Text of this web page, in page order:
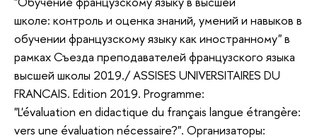
школе: контроль и оценка знаний, умений и навыков в
обучении французскому языку как иностранному" в
рамках Съезда преподавателей французского языка
высшей школы 2019./ ASSISES UNIVERSITAIRES DU
FRANCAIS. Edition 2019. Programme:
"L'évaluation en didactique du français langue étrangère:
vers une évaluation nécessaire?". Организаторы: